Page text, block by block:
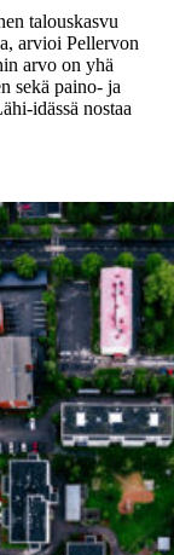
talouskasvu
arvioi Pellervon
arvo on yhä
sekä paino- ja
idässä nostaa